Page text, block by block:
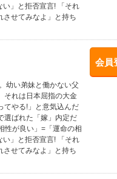
」と拒否宣言! 「それ
させてみなよ」と持ち
会員
幼い弟妹と働かない父
それは日本屈指の大金
てやる!」と意気込んだ
選ばれた「嫁」内定だ
性が良い」=「運命の相
」と拒否宣言! 「それ
させてみなよ」と持ち